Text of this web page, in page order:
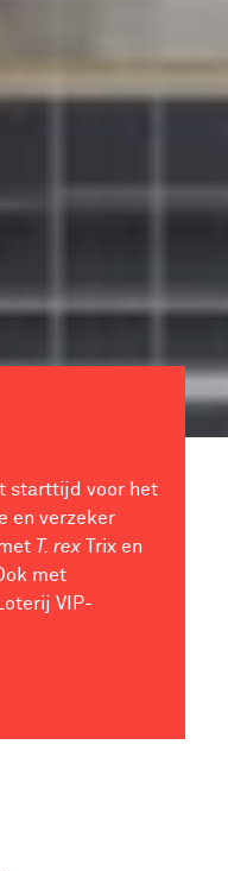
starttijd voor het
en verzeker
T. rex Trix en
met
VIP-